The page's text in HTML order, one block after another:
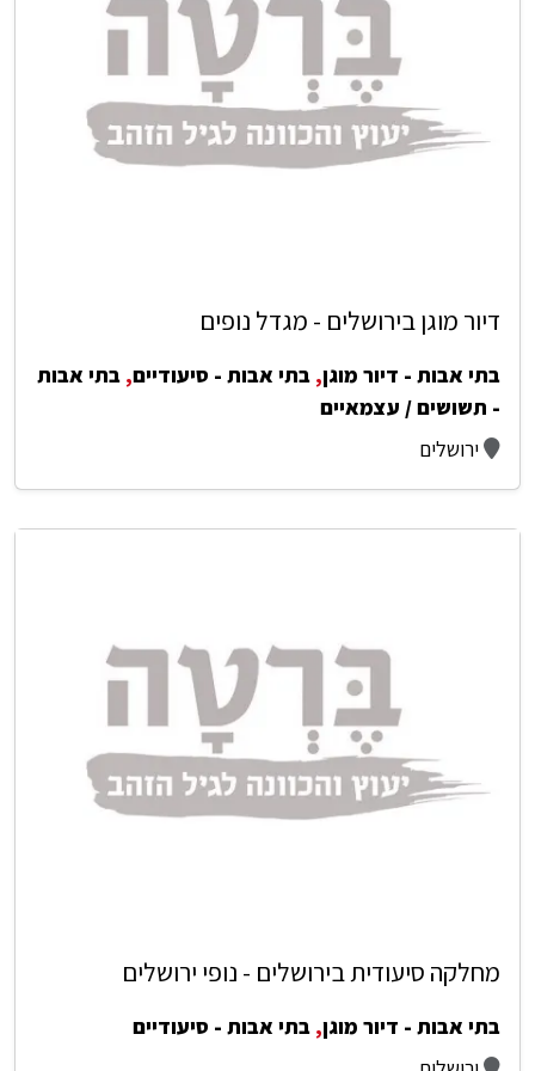
דיור מוגן בירושלים - מגדל נופים
בתי אבות - דיור מוגן, בתי אבות - סיעודיים, בתי אבות
- תשושים / עצמאיים
ירושלים
מחלקה סיעודית בירושלים - נופי ירושלים
בתי אבות - דיור מוגן, בתי אבות - סיעודיים